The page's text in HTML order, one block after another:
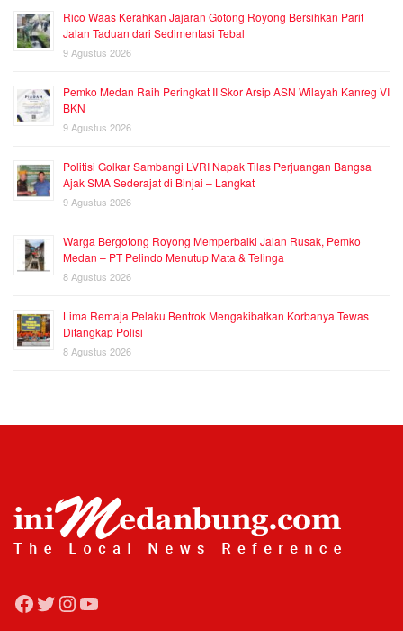
Rico Waas Kerahkan Jajaran Gotong Royong Bersihkan Parit
Jalan Taduan dari Sedimentasi Tebal
9 Agustus 2026
Pemko Medan Raih Peringkat II Skor Arsip ASN Wilayah Kanreg VI
BKN
9 Agustus 2026
Politisi Golkar Sambangi LVRI Napak Tilas Perjuangan Bangsa
Ajak SMA Sederajat di Binjai – Langkat
9 Agustus 2026
Warga Bergotong Royong Memperbaiki Jalan Rusak, Pemko
Medan – PT Pelindo Menutup Mata & Telinga
8 Agustus 2026
Lima Remaja Pelaku Bentrok Mengakibatkan Korbanya Tewas
Ditangkap Polisi
8 Agustus 2026
Facebook
Twitter
Instagram
YouTube